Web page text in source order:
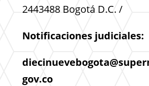
2443488 Bogotá D.C. /
Notificaciones judiciales:
gov.co